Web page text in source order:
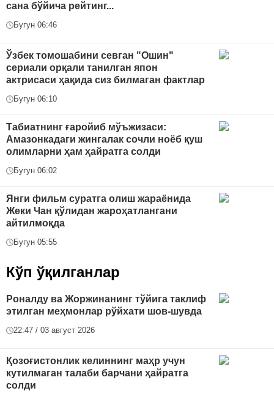
сана бўйича рейтинг...
Бугун 06:46
Ўзбек томошабини севган "Ошин"
сериали орқали танилган япон
актрисаси ҳақида сиз билмаган фактлар
Бугун 06:10
Табиатнинг ғаройиб мўъжизаси:
Амазонкадаги жингалак сочли ноёб қуш
олимларни ҳам ҳайратга солди
Бугун 06:02
Янги фильм суратга олиш жараёнида
Жеки Чан қўлидан жароҳатлангани
айтилмоқда
Бугун 05:55
Кўп ўқилганлар
Роналду ва Жоржинанинг тўйига таклиф
этилган меҳмонлар рўйхати шов-шувда
22:47 / 03 август 2026
Қозоғистонлик келиннинг маҳр учун
кутилмаган талаби барчани ҳайратга
солди